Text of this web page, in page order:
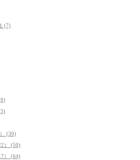
(7)
(30)
） (50)
） (64)